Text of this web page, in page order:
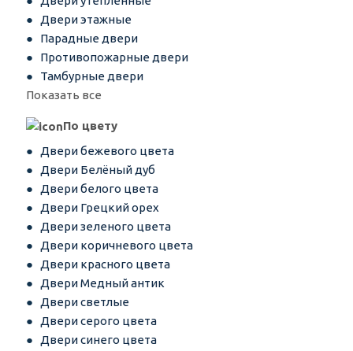
Двери этажные
Парадные двери
Противопожарные двери
Тамбурные двери
Показать все
По цвету
Двери бежевого цвета
Двери Белёный дуб
Двери белого цвета
Двери Грецкий орех
Двери зеленого цвета
Двери коричневого цвета
Двери красного цвета
Двери Медный антик
Двери светлые
Двери серого цвета
Двери синего цвета